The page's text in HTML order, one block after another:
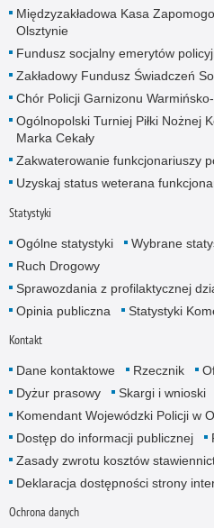
Międzyzakładowa Kasa
Olsztynie
Fundusz socjalny emerytów
Zakładowy Fundusz Świadczeń
Chór Policji Garnizonu
Ogólnopolski Turniej Piłki Nożnej
Marka Cekały
Zakwaterowanie funkcjonariuszy
Uzyskaj status weterana
Statystyki
Ogólne statystyki Wybrane
Ruch Drogowy
Sprawozdania z profilaktycznej
Opinia publiczna
Statystyki
Kontakt
Dane kontaktowe Rzecznik
Dyżur prasowy
Skargi i wnioski
Komendant Wojewódzki Policji w
Dostęp do informacji publicznej
Zasady zwrotu kosztów
Deklaracja dostępności strony
Ochrona danych